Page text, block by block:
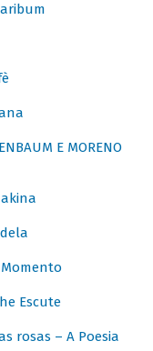
E MORENO
Momento
Escute
rosas – A Poesia